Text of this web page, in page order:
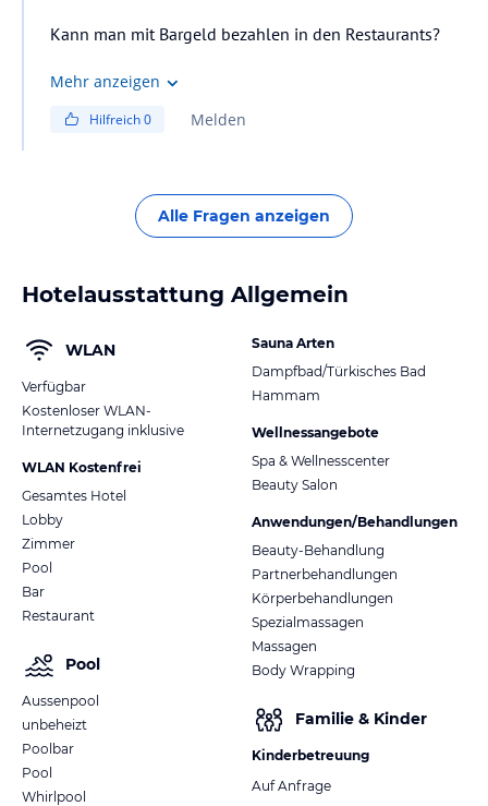
Mehr anzeigen
Hilfreich0 Melden
Alle Fragen anzeigen
Hotelausstattung Allgemein
WLAN
Verfügbar
Kostenloser WLAN-
Internetzugang inklusive
WLAN Kostenfrei
Gesamtes Hotel
Lobby
Zimmer
Pool
Bar
Restaurant
Pool
Aussenpool
unbeheizt
Poolbar
Pool
Whirlpool
Sauna Arten
Dampfbad/Türkisches Bad
Hammam
Wellnessangebote
Spa & Wellnesscenter
Beauty Salon
Anwendungen/Behandlungen
Beauty-Behandlung
Partnerbehandlungen
Körperbehandlungen
Spezialmassagen
Massagen
Body Wrapping
Familie & Kinder
Kinderbetreuung
Auf Anfrage